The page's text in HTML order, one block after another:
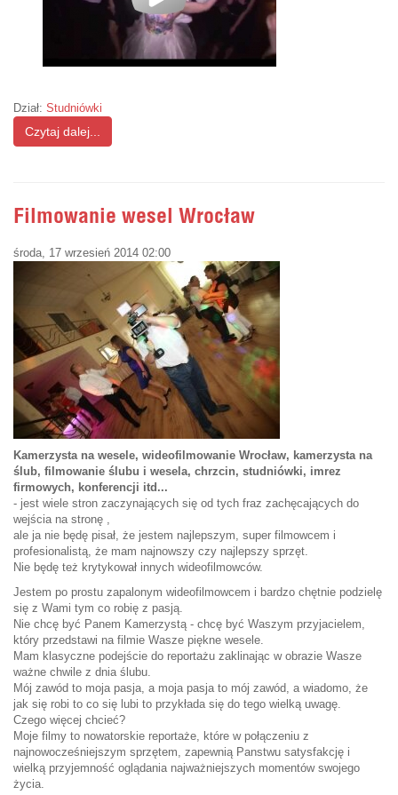
Dział: Studniówki
Czytaj dalej...
Filmowanie wesel Wrocław
środa, 17 wrzesień 2014 02:00
Kamerzysta na wesele, wideofilmowanie Wrocław, kamerzysta na
ślub, filmowanie ślubu i wesela, chrzcin, studniówki, imrez
firmowych, konferencji itd...
- jest wiele stron zaczynających się od tych fraz zachęcających do
wejścia na stronę ,
ale ja nie będę pisał, że jestem najlepszym, super filmowcem i
profesionalistą, że mam najnowszy czy najlepszy sprzęt.
Nie będę też krytykował innych wideofilmowców.
Jestem po prostu zapalonym wideofilmowcem i bardzo chętnie podzielę
się z Wami tym co robię z pasją.
Nie chcę być Panem Kamerzystą - chcę być Waszym przyjacielem,
który przedstawi na filmie Wasze piękne wesele.
Mam klasyczne podejście do reportażu zaklinając w obrazie Wasze
ważne chwile z dnia ślubu.
Mój zawód to moja pasja, a moja pasja to mój zawód, a wiadomo, że
jak się robi to co się lubi to przykłada się do tego wielką uwagę.
Czego więcej chcieć?
Moje filmy to nowatorskie reportaże, które w połączeniu z
najnowocześniejszym sprzętem, zapewnią Panstwu satysfakcję i
wielką przyjemność oglądania najważniejszych momentów swojego
życia.